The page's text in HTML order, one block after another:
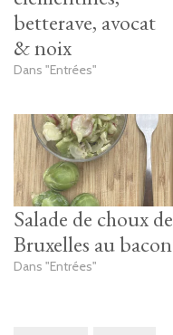
betterave, avocat
& noix
Dans "Entrées"
Salade de choux de
Bruxelles au bacon
Dans "Entrées"